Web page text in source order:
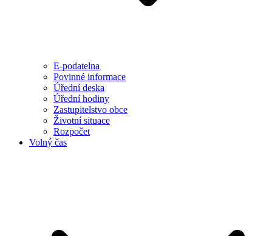
E-podatelna
Povinné informace
Úřední deska
Úřední hodiny
Zastupitelstvo obce
Životní situace
Rozpočet
Volný čas